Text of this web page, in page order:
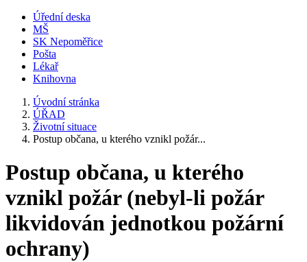
Úřední deska
MŠ
SK Nepoměřice
Pošta
Lékař
Knihovna
Úvodní stránka
ÚŘAD
Životní situace
Postup občana, u kterého vznikl požár...
Postup občana, u kterého
vznikl požár (nebyl-li požár
likvidován jednotkou požární
ochrany)